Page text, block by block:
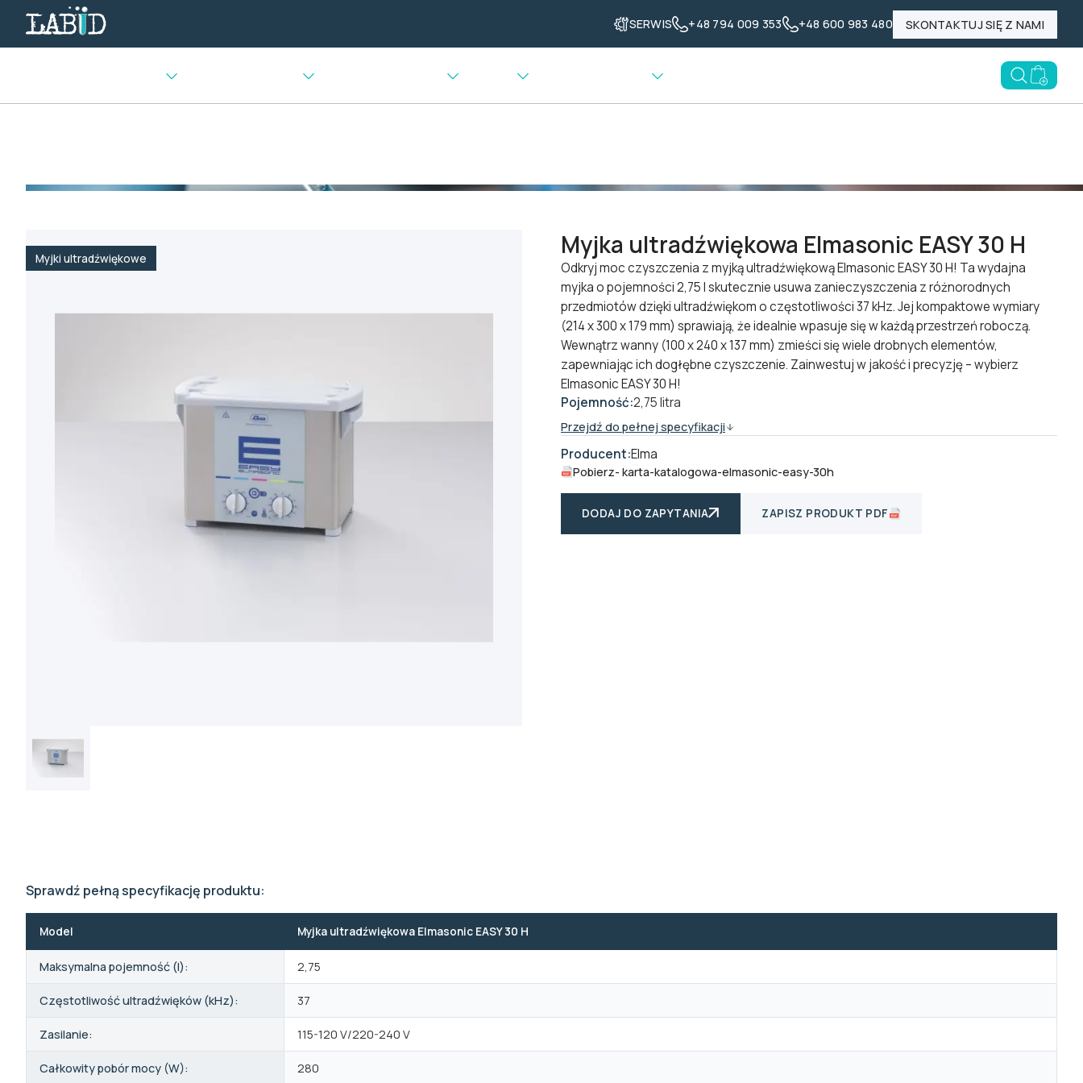
SERWIS +48 794 009 353 +48 600 983 480 SKONTAKTUJ SIĘ Z NAMI
OpenGo to
Myjki ultradźwiękowe Myjka ultradźwiękowa Elmasonic EASY 30 H
Odkryj moc czyszczenia z myjką ultradźwiękową Elmasonic EASY 30 H! Ta wydajna
myjka o pojemności 2,75 l skutecznie usuwa zanieczyszczenia z różnorodnych
przedmiotów dzięki ultradźwiękom o częstotliwości 37 kHz. Jej kompaktowe wymiary
(214 x 300 x 179 mm) sprawiają, że idealnie wpasuje się w każdą przestrzeń roboczą.
Wewnątrz wanny (100 x 240 x 137 mm) zmieści się wiele drobnych elementów,
zapewniając ich dogłębne czyszczenie. Zainwestuj w jakość i precyzję – wybierz
Elmasonic EASY 30 H!
Pojemność:2,75 litra
Przejdź do pełnej specyfikacji
Producent:Elma
Pobierz- karta-katalogowa-elmasonic-easy-30h
DODAJ DO ZAPYTANIA ZAPISZ PRODUKT PDF
Sprawdź pełną specyfikację produktu:
Model Myjka ultradźwiękowa Elmasonic EASY 30 H
Maksymalna pojemność (l): 2,75
Częstotliwość ultradźwięków (kHz): 37
Zasilanie: 115-120 V/220-240 V
Całkowity pobór mocy (W): 280